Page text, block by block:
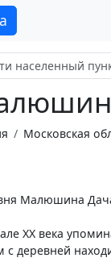
Московская
Малюшина Дача
XX века
с деревней